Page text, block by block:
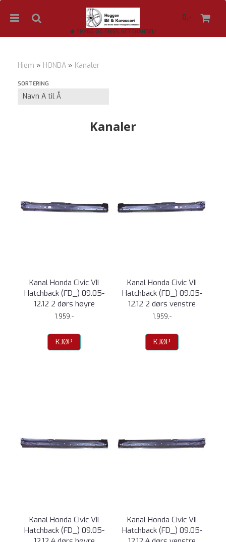
0,-
TRYGG OG ENKEL NETTHANDEL!
Hjem » HONDA » Kanaler
SORTERING
Kanaler
Kanal Honda Civic VII
Hatchback (FD_) 09.05-
12.12 2 dørs høyre
1.959,-
KJØP
Kanal Honda Civic VII
Hatchback (FD_) 09.05-
12.12 2 dørs venstre
1.959,-
KJØP
Kanal Honda Civic VII
Hatchback (FD_) 09.05-
Kanal Honda Civic VII
Hatchback (FD_) 09.05-